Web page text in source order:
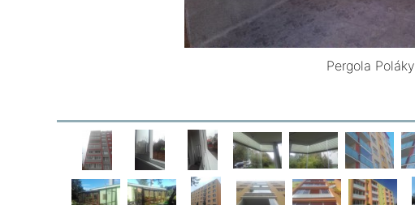
Pergola Poláky